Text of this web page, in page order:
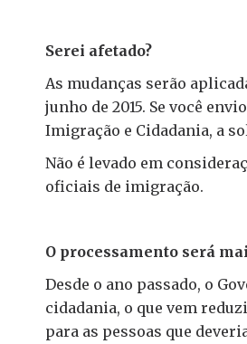
Serei afetado?
As mudanças serão
junho de 2015. Se você
Imigração e Cidadania, a
Não é levado em
oficiais de imigração.
O processamento será
Desde o ano passado, o
cidadania, o que vem
para as pessoas que